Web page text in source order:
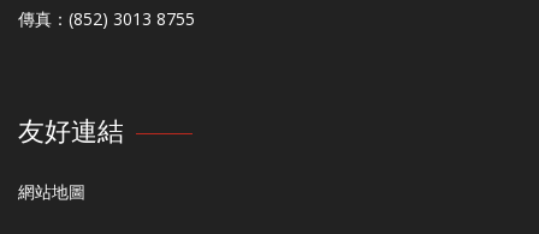
傳真：(852) 3013 8755
友好連結
網站地圖